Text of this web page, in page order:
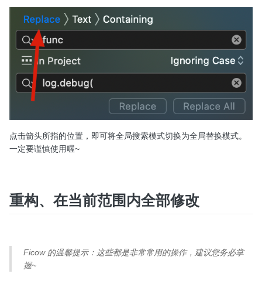
点击箭头所指的位置，即可将全局搜索模式切换为全局替换模式。
一定要谨慎使用喔~
重构、在当前范围内全部修改
Ficow 的温馨提示：这些都是非常常用的操作，建议您务必掌
握~